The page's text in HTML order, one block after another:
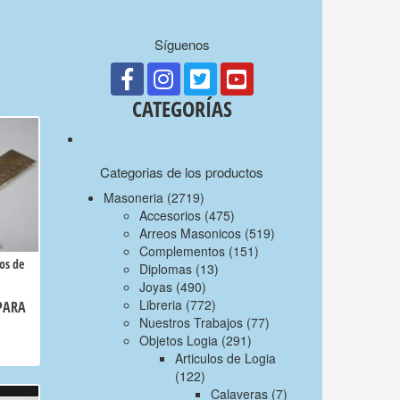
de
Síguenos
CATEGORÍAS
Categorias de los productos
Masoneria (2719)
Accesorios (475)
Arreos Masonicos (519)
Complementos (151)
Diplomas (13)
Joyas (490)
Libreria (772)
Nuestros Trabajos (77)
Objetos Logia (291)
Articulos de Logia
(122)
Calaveras (7)